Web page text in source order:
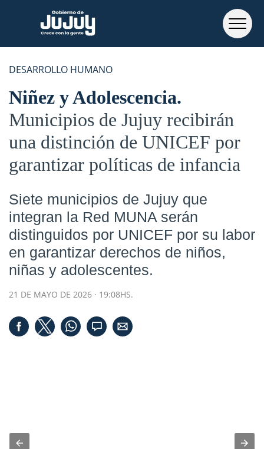
DESARROLLO HUMANO
Niñez y Adolescencia
Municipios de Jujuy recibirán
una distinción de UNICEF por
garantizar políticas de infancia
Siete municipios de Jujuy que
integran la Red MUNA serán
distinguidos por UNICEF por su labor
en garantizar derechos de niños,
niñas y adolescentes.
21 DE MAYO DE 2026 · 19:08HS.